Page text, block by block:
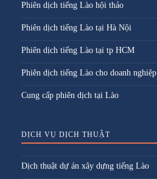
Phiên dịch tiếng Lào hội thảo
Phiên dịch tiếng Lào tại Hà Nội
Phiên dịch tiếng Lào tại tp HCM
Phiên dịch tiếng Lào cho doanh nghiệp
Cung cấp phiên dịch tại Lào
DỊCH VỤ DỊCH THUẬT
Dịch thuật dự án xây dựng tiếng Lào